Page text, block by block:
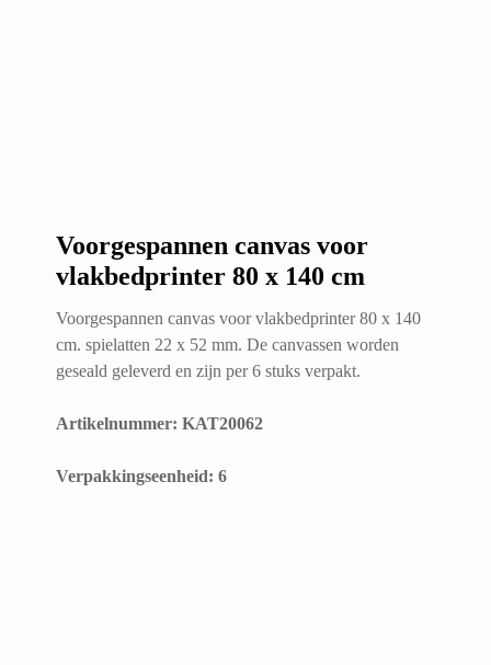
Voorgespannen canvas voor
vlakbedprinter 80 x 140 cm
Voorgespannen canvas voor vlakbedprinter 80 x 140
cm. spielatten 22 x 52 mm. De canvassen worden
geseald geleverd en zijn per 6 stuks verpakt.
Artikelnummer: KAT20062
​Verpakkingseenheid: 6